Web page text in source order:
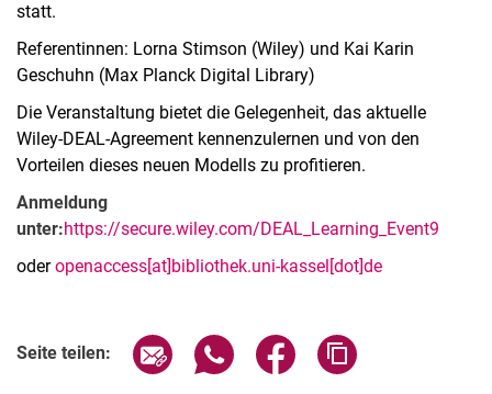
statt.
Referentinnen: Lorna Stimson (Wiley) und Kai Karin
Geschuhn (Max Planck Digital Library)
Die Veranstaltung bietet die Gelegenheit, das aktuelle
Wiley-DEAL-Agreement kennenzulernen und von den
Vorteilen dieses neuen Modells zu profitieren.
Anmeldung
unter:https://secure.wiley.com/DEAL_Learning_Event9
oderopenaccess[at]bibliothek.uni-kassel[dot]de
Seite teilen: Seite über E-Mail teilen
Seite über WhatsApp teilen
Seite über Facebook